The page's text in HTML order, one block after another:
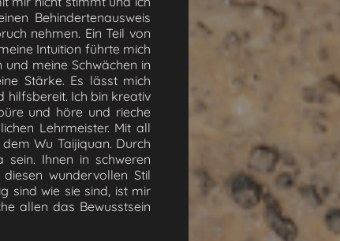
Behindertenausweis
nehmen. Ein Teil von
Intuition führte mich
meine Schwächen in
Stärke. Es lässt mich
hilfsbereit. Ich bin kreativ
und höre und rieche
Lehrmeister. Mit all
Wu Taijiquan. Durch
Ihnen in schweren
wundervollen Stil
sind wie sie sind, ist mir
allen das Bewusstsein